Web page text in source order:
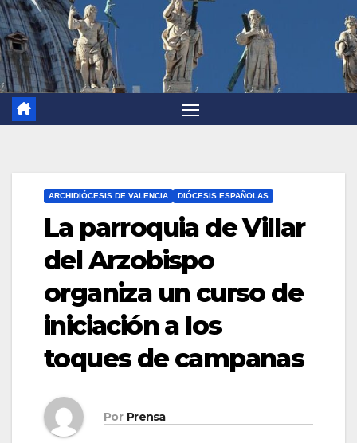
ARCHIDIÓCESIS DE VALENCIA DIÓCESIS ESPAÑOLAS
La parroquia de Villar
del Arzobispo
organiza un curso de
iniciación a los
toques de campanas
Por Prensa